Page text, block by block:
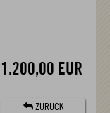
1.200,00 EUR
ZURÜCK